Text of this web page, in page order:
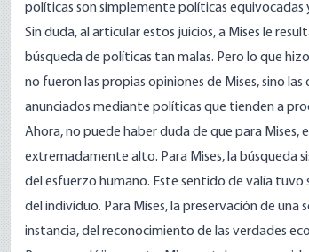
políticas son simplemente políticas equivocadas
Sin duda, al articular estos juicios, a Mises le
búsqueda de políticas tan malas. Pero lo que
no fueron las propias opiniones de Mises, sino
anunciados mediante políticas que tienden a
Ahora, no puede haber duda de que para Mises,
extremadamente alto. Para Mises, la búsqueda
del esfuerzo humano. Este sentido de valía tuvo
del individuo. Para Mises, la preservación de
instancia, del reconocimiento de las verdades